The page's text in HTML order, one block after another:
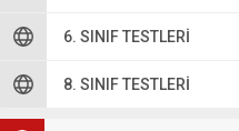
6. SINIF TESTLERI
8. SINIF TESTLERI